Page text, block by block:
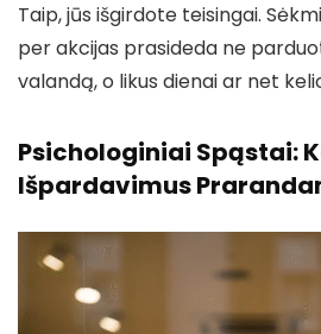
Taip, jūs išgirdote teisingai.
per akcijas prasideda ne
valandą, o likus dienai ar net
Psichologiniai Spąstai:
Išpardavimus